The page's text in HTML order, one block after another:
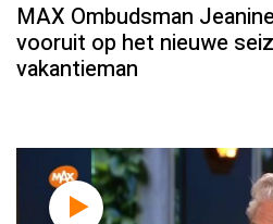
MAX Ombudsman
vooruit op het nieuwe
vakantieman